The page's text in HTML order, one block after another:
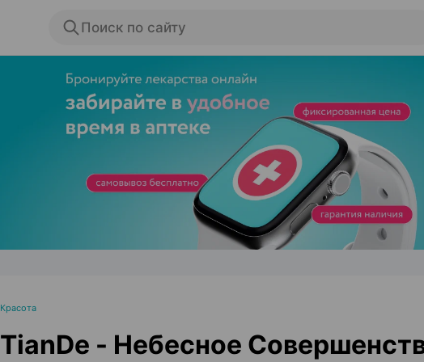
Поиск по сайту
ЭФФЕКТИВНАЯ РЕКЛАМА НА САЙТЕ
Красота
TianDe - Небесное